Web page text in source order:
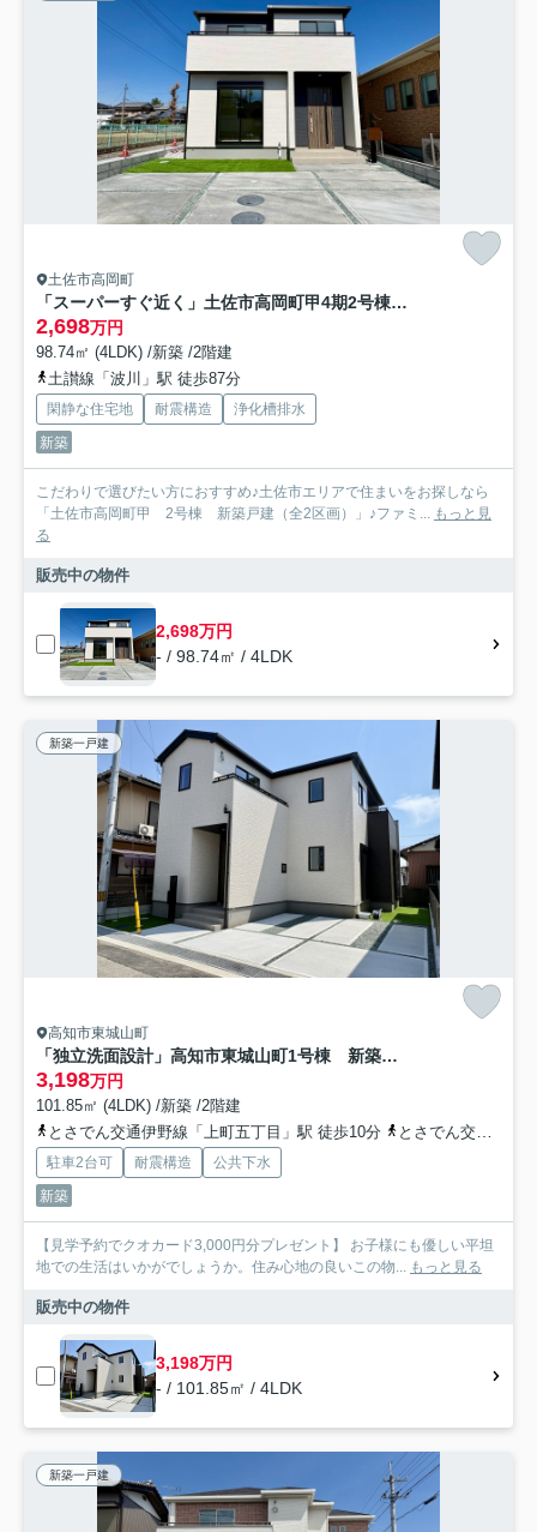
土佐市高岡町
「スーパーすぐ近く」土佐市高岡町甲4期2号棟 新築一戸建て
2,698万円
98.74㎡ (4LDK) /新築 /2階建
土讃線「波川」駅 徒歩87分
閑静な住宅地 耐震構造
浄化槽排水
新築
こだわりで選びたい方におすすめ♪土佐市エリアで住まいをお探しなら
「土佐市高岡町甲 2号棟 新築戸建（全2区画）」♪ファミ... もっと見
る
販売中の物件
2,698万円
- / 98.74㎡ / 4LDK
新築一戸建
高知市東城山町
「独立洗面設計」高知市東城山町1号棟 新築一戸建て
3,198万円
101.85㎡ (4LDK) /新築 /2階建
とさでん交通伊野線「上町五丁目」駅 徒歩10分
とさでん交通「石立団地」バス停下車 徒歩3分
駐車2台可 耐震構造
公共下水
新築
【見学予約でクオカード3,000円分プレゼント】 お子様にも優しい平坦
地での生活はいかがでしょうか。住み心地の良いこの物... もっと見る
販売中の物件
3,198万円
- / 101.85㎡ / 4LDK
新築一戸建